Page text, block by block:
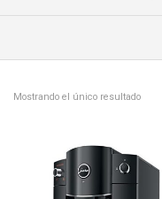
Mostrando el único resultado